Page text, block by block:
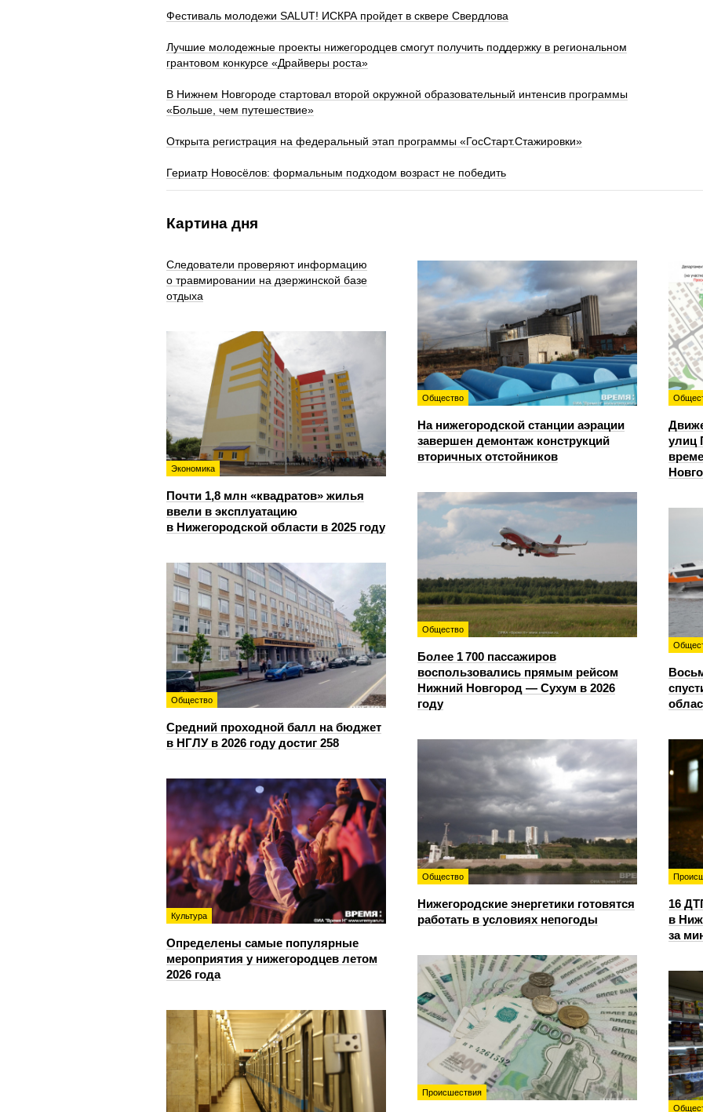
Фестиваль молодежи SALUT! ИСКРА пройдет в сквере Свердлова
Лучшие молодежные проекты нижегородцев смогут получить поддержку в региональном
грантовом конкурсе «Драйверы роста»
В Нижнем Новгороде стартовал второй окружной образовательный интенсив программы
«Больше, чем путешествие»
Открыта регистрация на федеральный этап программы «ГосСтарт.Стажировки»
Гериатр Новосёлов: формальным подходом возраст не победить
Картина дня
Следователи проверяют информацию
о травмировании на дзержинской базе
отдыха
Общество
На нижегородской станции аэрации
завершен демонтаж конструкций
вторичных отстойников
улиц
Экономика
Почти 1,8 млн «квадратов» жилья
ввели в эксплуатацию
в Нижегородской области в 2025 году
Общество
Более 1 700 пассажиров
воспользовались прямым рейсом
Нижний Новгород — Сухум в 2026
году
Общество
Средний проходной балл на бюджет
в НГЛУ в 2026 году достиг 258
Общество
Нижегородские энергетики готовятся
работать в условиях непогоды
16
в
за
Культура
Определены самые популярные
мероприятия у нижегородцев летом
2026 года
Происшествия